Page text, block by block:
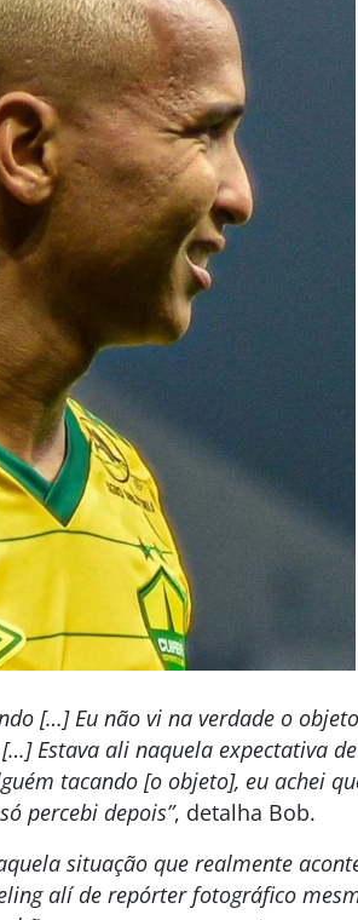
[…] Eu não vi na verdade o
Estava ali naquela expectativa
tacando [o objeto], eu achei
percebi depois”, detalha Bob.
situação que realmente
alí de repórter fotográfico